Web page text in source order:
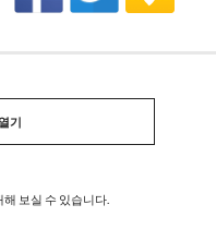
기
보실 수 있습니다.